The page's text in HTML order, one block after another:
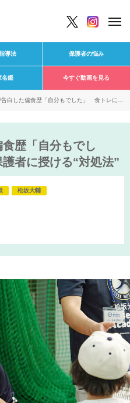
導法 保護者の悩み
名鑑 今すぐ動画を見る
白した偏食歴「自分もでした」 食トレに必
歴「自分もでし
者に授ける“対処法”
松坂大輔